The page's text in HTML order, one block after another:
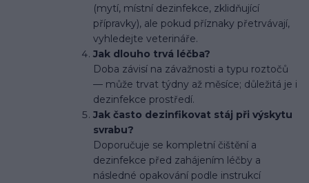
(mytí, místní dezinfekce, zklidňující
přípravky), ale pokud příznaky přetrvávají,
vyhledejte veterináře.
Jak dlouho trvá léčba?
Doba závisí na závažnosti a typu roztočů
— může trvat týdny až měsíce; důležitá je i
dezinfekce prostředí.
Jak často dezinfikovat stáj při výskytu
svrabu?
Doporučuje se kompletní čištění a
dezinfekce před zahájením léčby a
následné opakování podle instrukcí